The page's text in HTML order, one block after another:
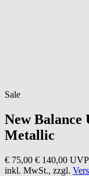
Sale
New Balance
Metallic
€ 75,00 € 140,00
inkl. MwSt., zzgl.